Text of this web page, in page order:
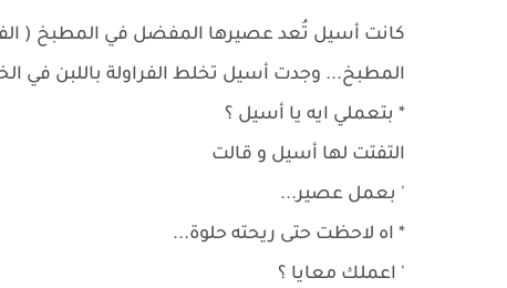
كانت أسيل تُعد عصيرها المفضل في المطبخ (
المطبخ... وجدت أسيل تخلط الفراولة باللبن في
* بتعملي ايه يا أسيل ؟
التفتت لها أسيل و قالت
' بعمل عصير...
* اه لاحظت حتى ريحته حلوة...
' اعملك معايا ؟